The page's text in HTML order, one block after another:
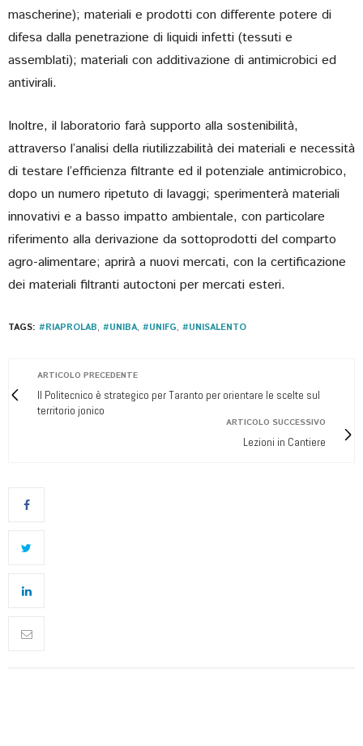
mascherine); materiali e prodotti con differente potere di
difesa dalla penetrazione di liquidi infetti (tessuti e
assemblati); materiali con additivazione di antimicrobici ed
antivirali.
Inoltre, il laboratorio farà supporto alla sostenibilità,
attraverso l’analisi della riutilizzabilità dei materiali e necessità
di testare l’efficienza filtrante ed il potenziale antimicrobico,
dopo un numero ripetuto di lavaggi; sperimenterà materiali
innovativi e a basso impatto ambientale, con particolare
riferimento alla derivazione da sottoprodotti del comparto
agro-alimentare; aprirà a nuovi mercati, con la certificazione
dei materiali filtranti autoctoni per mercati esteri.
TAGS: #RIAPROLAB, #UNIBA, #UNIFG, #UNISALENTO
ARTICOLO PRECEDENTE
Il Politecnico è strategico per Taranto per orientare le scelte sul
territorio jonico
ARTICOLO SUCCESSIVO
Lezioni in Cantiere